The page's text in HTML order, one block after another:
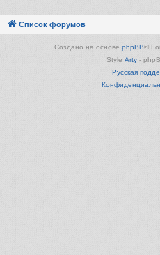
Список форумов
Создано на основе phpBB®
Style Arty -
Русская